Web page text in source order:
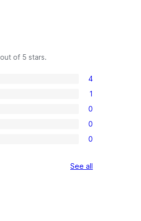
out of 5 stars.
4
1
0
0
0
See all